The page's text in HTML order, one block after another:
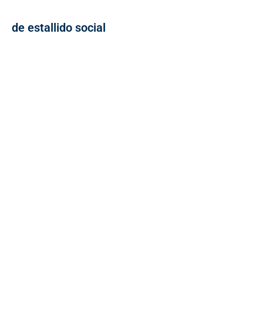
de estallido social